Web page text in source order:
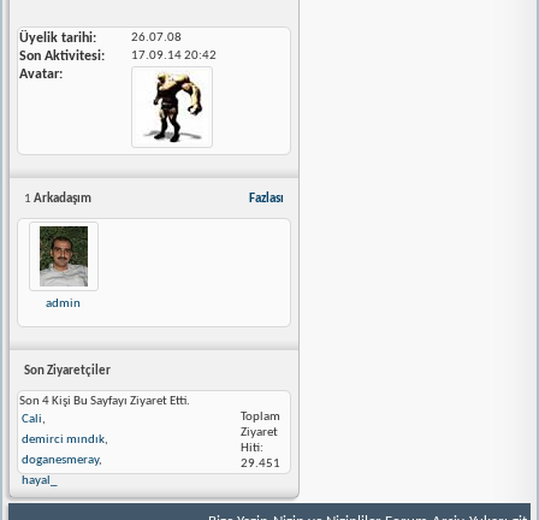
Üyelik tarihi 26.07.08
Son Aktivitesi 17.09.1420:42
Avatar
Fazlası
1 Arkadaşım
admin
Son Ziyaretçiler
Son 4 Kişi Bu Sayfayı Ziyaret Etti.
Cali,
demirci mındık,
doganesmeray,
hayal_
Toplam
Ziyaret
Hiti:
29.451